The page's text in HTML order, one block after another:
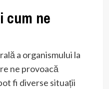
cum ne
a organismului la
ne provoacă
fi diverse situații